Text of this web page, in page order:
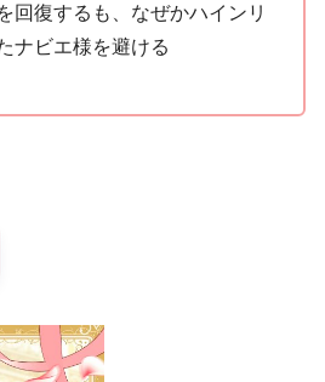
回復するも、なぜかハインリ
ナビエ様を避ける